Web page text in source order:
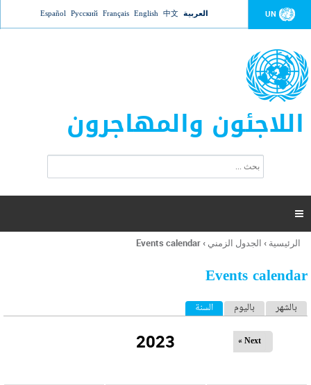
Jump to navigation UN العربية 中文
English
Français
Русский
Español
اللاجئون والمهاجرون
ت
ر
ل
ح
ب

أنت
هنا
الرئيسية › الجدول الزمني ›
Events calendar
Events calendar
ا بالشهر باليوم السنة (علامة التبويب النشطة)
2023 Next »